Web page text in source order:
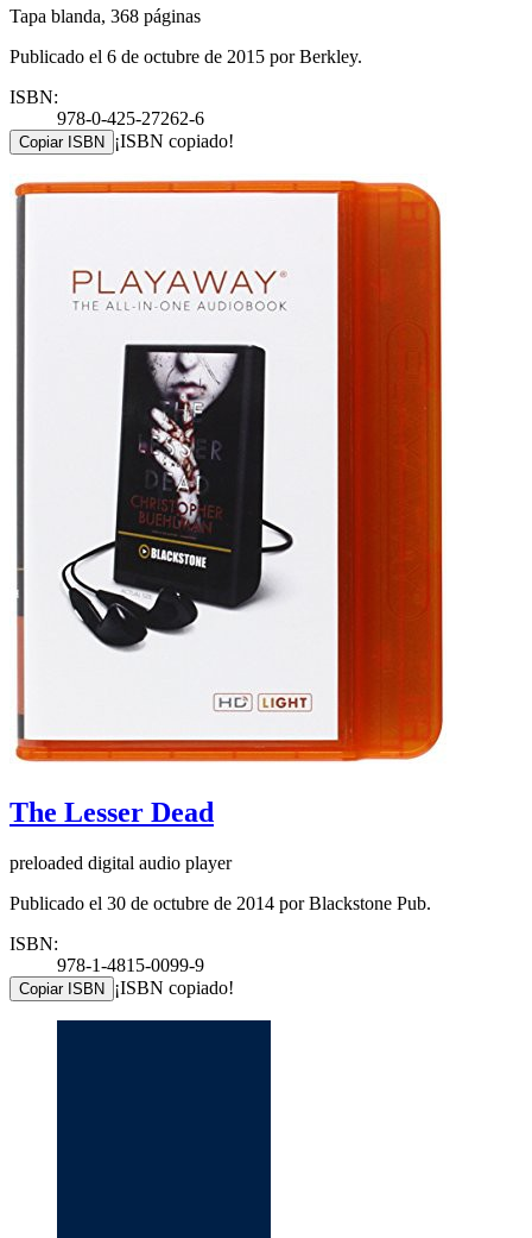
Tapa blanda, 368 páginas
Publicado el 6 de octubre de 2015 por Berkley.
ISBN:
978-0-425-27262-6
Copiar ISBN ¡ISBN copiado!
The Lesser Dead
preloaded digital audio player
Publicado el 30 de octubre de 2014 por Blackstone Pub.
ISBN:
978-1-4815-0099-9
Copiar ISBN ¡ISBN copiado!